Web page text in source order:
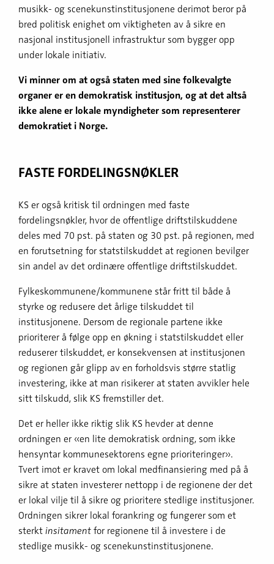
musikk- og scenekunstinstitusjonene derimot beror på
bred politisk enighet om viktigheten av å sikre en
nasjonal institusjonell infrastruktur som bygger opp
under lokale initiativ.
Vi minner om at også staten med sine folkevalgte
organer er en demokratisk institusjon, og at det altså
ikke alene er lokale myndigheter som representerer
demokratiet i Norge.
FASTE FORDELINGSNØKLER
KS er også kritisk til ordningen med faste
fordelingsnøkler, hvor de offentlige driftstilskuddene
deles med 70 pst. på staten og 30 pst. på regionen, med
en forutsetning for statstilskuddet at regionen bevilger
sin andel av det ordinære offentlige driftstilskuddet.
Fylkeskommunene/kommunene står fritt til både å
styrke og redusere det årlige tilskuddet til
institusjonene. Dersom de regionale partene ikke
prioriterer å følge opp en økning i statstilskuddet eller
reduserer tilskuddet, er konsekvensen at institusjonen
og regionen går glipp av en forholdsvis større statlig
investering, ikke at man risikerer at staten avvikler hele
sitt tilskudd, slik KS fremstiller det.
Det er heller ikke riktig slik KS hevder at denne
ordningen er «en lite demokratisk ordning, som ikke
hensyntar kommunesektorens egne prioriteringer».
Tvert imot er kravet om lokal medfinansiering med på å
sikre at staten investerer nettopp i de regionene der det
er lokal vilje til å sikre og prioritere stedlige institusjoner.
Ordningen sikrer lokal forankring og fungerer som et
sterkt insitament for regionene til å investere i de
stedlige musikk- og scenekunstinstitusjonene.